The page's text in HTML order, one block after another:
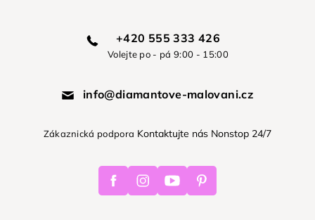
+420 555 333 426
Volejte po - pá 9:00 - 15:00
info@diamantove-malovani.cz
Zákaznická podpora Kontaktujte nás Nonstop 24/7
FacebookInstagramYoutube Pinterest